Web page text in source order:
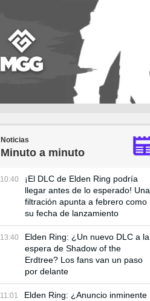
Noticias
Minuto a minuto
10:40
¡El DLC de Elden Ring podría
llegar antes de lo esperado! Una
filtración apunta a febrero como
su fecha de lanzamiento
13:40
Elden Ring: ¿Un nuevo DLC a la
espera de Shadow of the
Erdtree? Los fans van un paso
por delante
11:01
Elden Ring: ¿Anuncio inminente